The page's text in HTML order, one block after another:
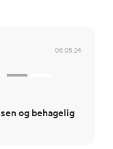
06.05.24
og behagelig